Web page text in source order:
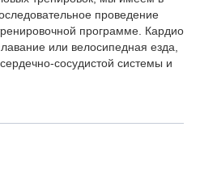
проведение
программе. Кардио
или велосипедная езда,
сосудистой системы и